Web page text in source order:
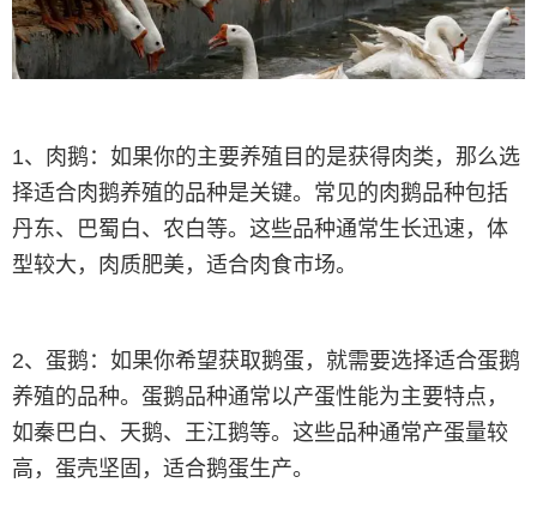
1、肉鹅：如果你的主要养殖目的是获得肉类，那么选
择适合肉鹅养殖的品种是关键。常见的肉鹅品种包括
丹东、巴蜀白、农白等。这些品种通常生长迅速，体
型较大，肉质肥美，适合肉食市场。
2、蛋鹅：如果你希望获取鹅蛋，就需要选择适合蛋鹅
养殖的品种。蛋鹅品种通常以产蛋性能为主要特点，
如秦巴白、天鹅、王江鹅等。这些品种通常产蛋量较
高，蛋壳坚固，适合鹅蛋生产。